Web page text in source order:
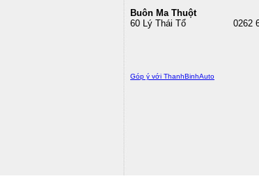
Buôn Ma Thuột
60 Lý Thái Tổ 0262
Góp ý với ThanhBinhAuto